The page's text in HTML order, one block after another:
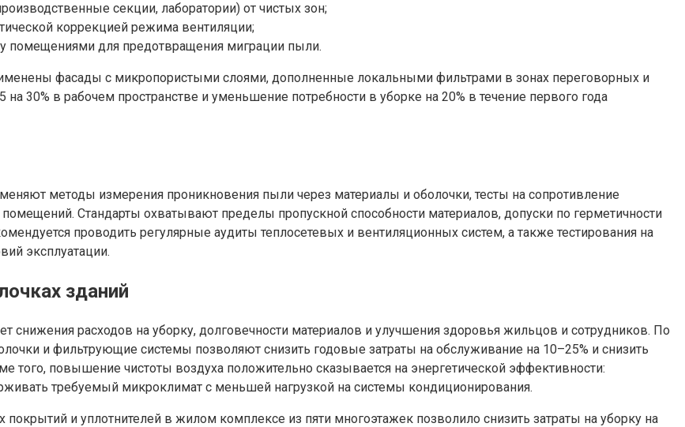
секции, лаборатории) от чистых зон;
коррекцией режима вентиляции;
помещениями для предотвращения миграции пыли.
фасады с микропористыми слоями, дополненные локальными фильтрами в зонах переговорных и
30% в рабочем пространстве и уменьшение потребности в уборке на 20% в течение первого года
методы измерения проникновения пыли через материалы и оболочки, тесты на сопротивление
Стандарты охватывают пределы пропускной способности материалов, допуски по герметичности
проводить регулярные аудиты теплосетевых и вентиляционных систем, а также тестирования на
эксплуатации.
зданий
снижения расходов на уборку, долговечности материалов и улучшения здоровья жильцов и сотрудников. По
и фильтрующие системы позволяют снизить годовые затраты на обслуживание на 10–25% и снизить
того, повышение чистоты воздуха положительно сказывается на энергетической эффективности:
требуемый микроклимат с меньшей нагрузкой на системы кондиционирования.
и уплотнителей в жилом комплексе из пяти многоэтажек позволило снизить затраты на уборку на